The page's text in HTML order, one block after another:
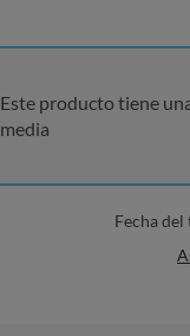
Este producto tiene
media
Fecha del